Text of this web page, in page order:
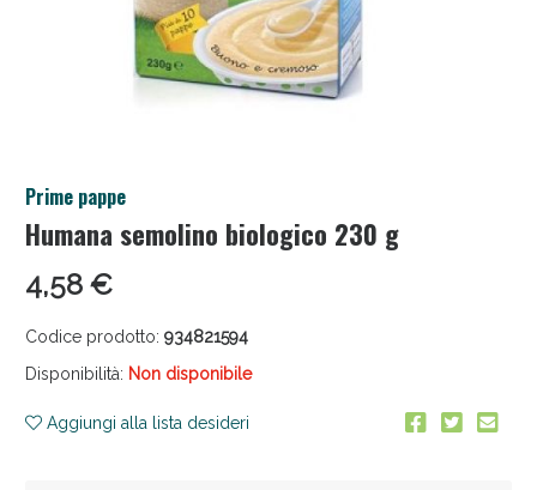
Prime pappe
Humana semolino biologico 230 g
4,58 €
Codice prodotto: 934821594
Disponibilità: Non disponibile
Aggiungi alla lista desideri
Salini e Multivitaminici: oggi Sconto extra fino al